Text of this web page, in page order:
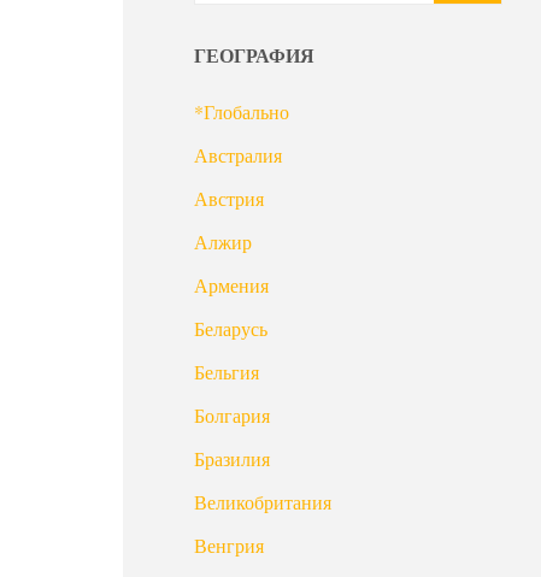
ГЕОГРАФИЯ
*Глобально
Австралия
Австрия
Алжир
Армения
Беларусь
Бельгия
Болгария
Бразилия
Великобритания
Венгрия